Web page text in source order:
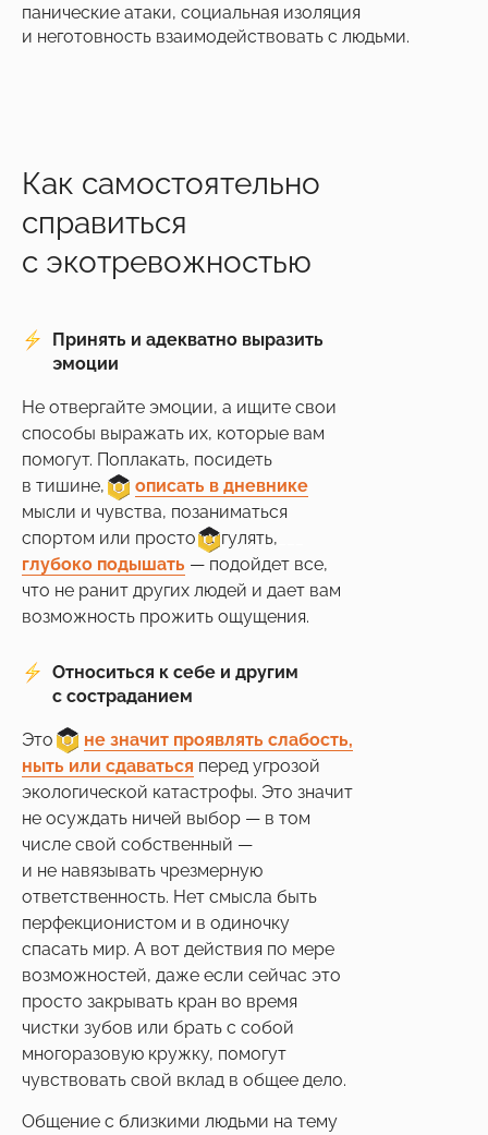
панические атаки, социальная изоляция
и неготовность взаимодействовать с людьми.
Как самостоятельно
справиться
с экотревожностью
Принять и адекватно выразить
эмоции
Не отвергайте эмоции, а ищите свои
способы выражать их, которые вам
помогут. Поплакать, посидеть
в тишине, ___ описать в дневнике
мысли и чувства, позаниматься
спортом или просто погулять,
глубоко подышать — подойдет все,
что не ранит других людей и дает вам
возможность прожить ощущения.
Относиться к себе и другим
с состраданием
Это ___ не значит проявлять слабость,
ныть или сдаваться перед угрозой
экологической катастрофы. Это значит
не осуждать ничей выбор — в том
числе свой собственный —
и не навязывать чрезмерную
ответственность. Нет смысла быть
перфекционистом и в одиночку
спасать мир. А вот действия по мере
возможностей, даже если сейчас это
просто закрывать кран во время
чистки зубов или брать с собой
многоразовую кружку, помогут
чувствовать свой вклад в общее дело.
Общение с близкими людьми на тему